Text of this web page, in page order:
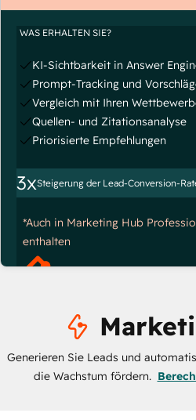
WAS ERHALTEN SIE?
KI-Sichtbarkeit in Answer
Prompt-Tracking und
Vergleich mit Ihren
Quellen- und Zitationsanalyse
Priorisierte Empfehlungen
3xSteigerung der Lead-Conversion-
*Auch in Marketing Hub
enthalten
Generieren Sie Leads und
die Wachstum fördern.